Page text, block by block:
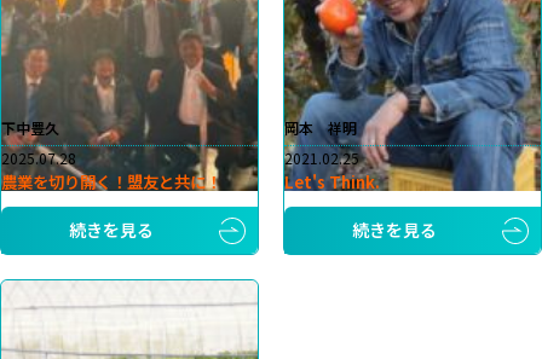
下中豊久
2025.07.28
農業を切り開く！盟友と共に！
続きを見る
岡本 祥明
2021.02.25
Let's Think.
続きを見る